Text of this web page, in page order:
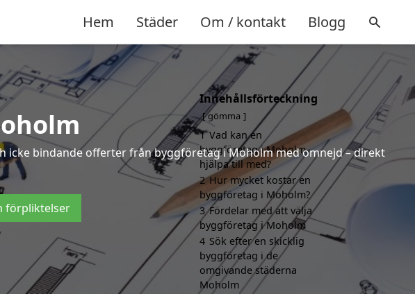
Hem Städer Om / kontakt Blogg
bindande offerter från byggföretag i Moholm med omnejd – direkt
förpliktelser
Innehållsförteckning
gömma
1 Vad kan en
byggföretag i Moholm
hjälpa till med?
2 Hur mycket kostar en
byggföretag i Moholm?
3 Fördelar med att välja
byggföretag i Moholm
4 Sök efter en skicklig
byggföretag i de
omgivande städerna
Moholm